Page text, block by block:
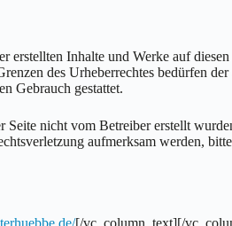
erstellten Inhalte und Werke auf
des Urheberrechtes bedürfen
Gebrauch gestattet.
Seite nicht vom Betreiber erstellt
aufmerksam werden,